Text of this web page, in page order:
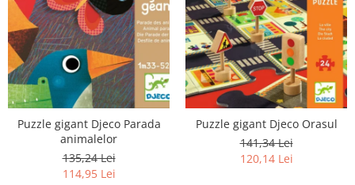
Puzzle gigant Djeco Parada
animalelor
135,24 Lei
114,95 Lei
Puzzle gigant Djeco Orasul
141,34 Lei
120,14 Lei